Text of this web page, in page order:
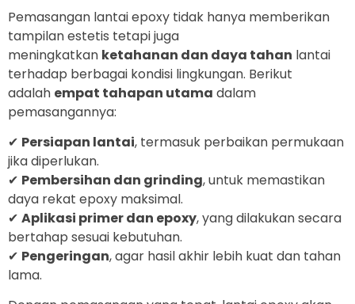
Pemasangan lantai epoxy tidak hanya memberikan
tampilan estetis tetapi juga
meningkatkan ketahanan dan daya tahan lantai
terhadap berbagai kondisi lingkungan. Berikut
adalah empat tahapan utama dalam
pemasangannya:
✔ Persiapan lantai, termasuk perbaikan permukaan
jika diperlukan.
✔ Pembersihan dan grinding, untuk memastikan
daya rekat epoxy maksimal.
✔ Aplikasi primer dan epoxy, yang dilakukan secara
bertahap sesuai kebutuhan.
✔ Pengeringan, agar hasil akhir lebih kuat dan tahan
lama.